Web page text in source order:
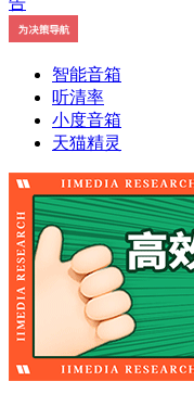
智能音箱
听清率
小度音箱
天猫精灵